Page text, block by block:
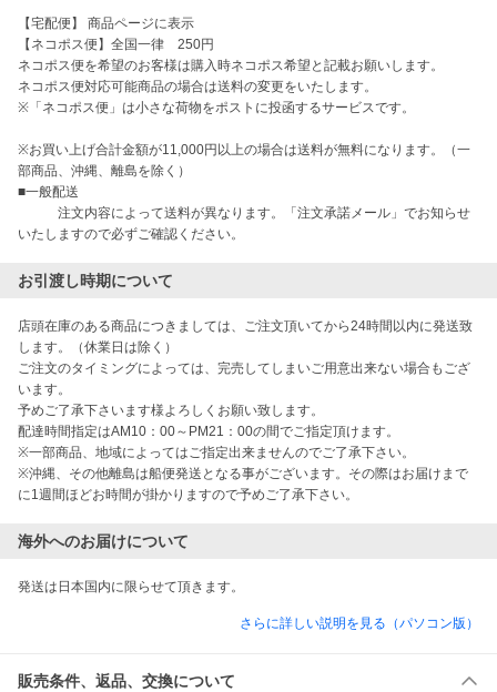
【宅配便】 商品ページに表示
【ネコポス便】全国一律　250円
ネコポス便を希望のお客様は購入時ネコポス希望と記載お願いします。
ネコポス便対応可能商品の場合は送料の変更をいたします。
※「ネコポス便」は小さな荷物をポストに投函するサービスです。
※お買い上げ合計金額が11,000円以上の場合は送料が無料になります。（一
部商品、沖縄、離島を除く）
■一般配送
注文内容によって送料が異なります。「注文承諾メール」でお知らせ
お引渡し時期について
店頭在庫のある商品につきましては、ご注文頂いてから24時間以内に発送致
します。（休業日は除く）
ご注文のタイミングによっては、完売してしまいご用意出来ない場合もござ
います。
予めご了承下さいます様よろしくお願い致します。
配達時間指定はAM10：00～PM21：00の間でご指定頂けます。
※一部商品、地域によってはご指定出来ませんのでご了承下さい。
※沖縄、その他離島は船便発送となる事がございます。その際はお届けまで
に1週間ほどお時間が掛かりますので予めご了承下さい。
海外へのお届けについて
発送は日本国内に限らせて頂きます。
さらに詳しい説明を見る（パソコン版）
販売条件、返品、交換について